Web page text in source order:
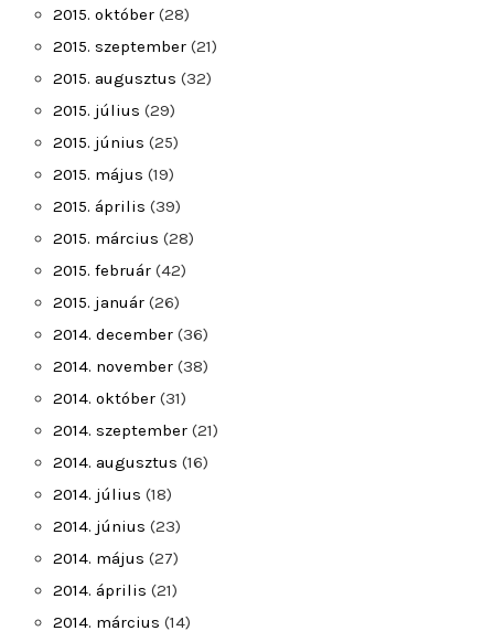
2015. október (28)
2015. szeptember (21)
2015. augusztus (32)
2015. július (29)
2015. június (25)
2015. május (19)
2015. április (39)
2015. március (28)
2015. február (42)
2015. január (26)
2014. december (36)
2014. november (38)
2014. október (31)
2014. szeptember (21)
2014. augusztus (16)
2014. július (18)
2014. június (23)
2014. május (27)
2014. április (21)
2014. március (14)